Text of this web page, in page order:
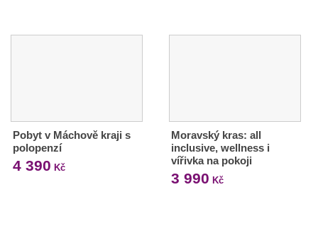
Pobyt v Máchově kraji s
polopenzí
4 390 Kč
Moravský kras: all
inclusive, wellness i
vířivka na pokoji
3 990 Kč